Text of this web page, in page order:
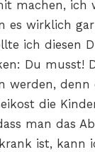
machen, ich
es wirklich
ich diesen
Du musst!
werden,
die
man das
ist, kann